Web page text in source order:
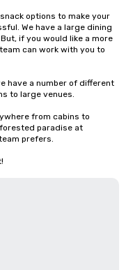
options to make your
We have a large dining
if you would like a more
can work with you to
have a number of different
to large venues.
from cabins to
paradise at
prefers.